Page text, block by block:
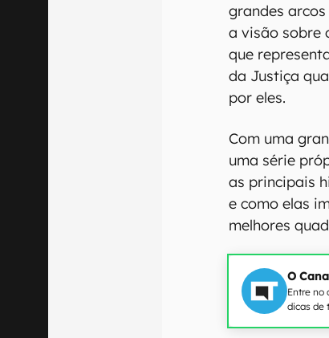
grandes
a visão sobre
que
da Justiça
por eles.
Com uma
uma série
as principais
e como elas
melhores
O
Entre no
dicas de